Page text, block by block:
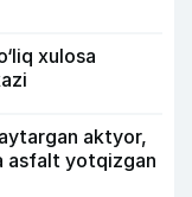
xulosa
aktyor,
asfalt yotqizgan